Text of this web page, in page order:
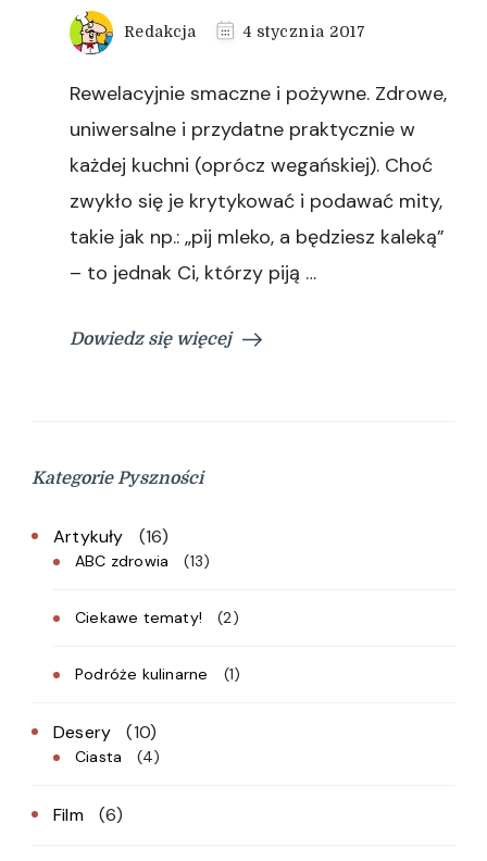
Redakcja 4 stycznia 2017
Rewelacyjnie smaczne i pożywne. Zdrowe,
uniwersalne i przydatne praktycznie w
każdej kuchni (oprócz wegańskiej). Choć
zwykło się je krytykować i podawać mity,
takie jak np.: „pij mleko, a będziesz kaleką”
– to jednak Ci, którzy piją …
Dowiedz się więcej
Kategorie Pyszności
Artykuły (16)
ABC zdrowia (13)
Ciekawe tematy! (2)
Podróże kulinarne (1)
Desery (10)
Ciasta (4)
Film (6)